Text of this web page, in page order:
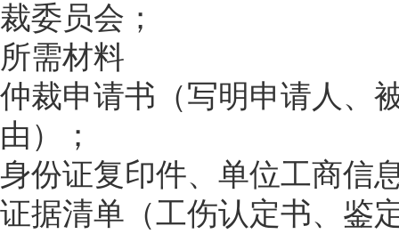
裁委员会；
所需材料
仲裁申请书（写明申请人、
由）；
身份证复印件、单位工商信
证据清单（工伤认定书、鉴